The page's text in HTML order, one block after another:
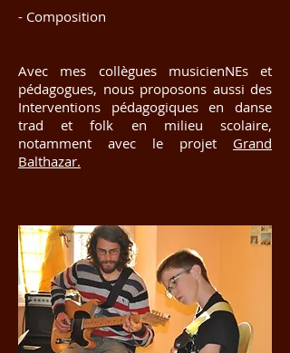
- Composition
Avec mes collègues musicienNEs et
pédagogues, nous proposons aussi des
Interventions pédagogiques en danse
trad et folk en milieu scolaire,
notamment avec le projet Grand
Balthazar.